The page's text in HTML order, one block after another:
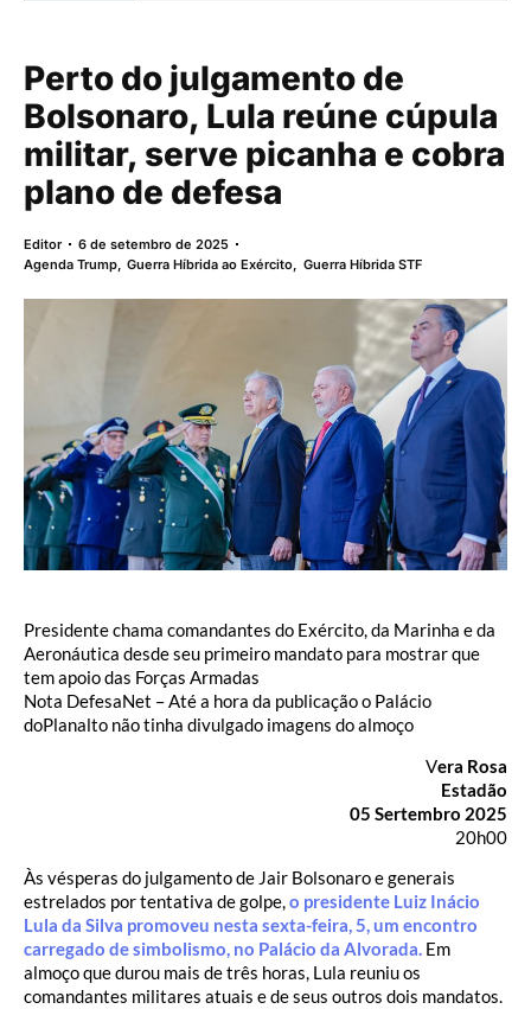
Perto do julgamento de
Bolsonaro, Lula reúne cúpula
militar, serve picanha e cobra
plano de defesa
Editor
6 de setembro de 2025
Agenda Trump,Guerra Híbrida ao Exército, Guerra Híbrida STF
Presidente chama comandantes do Exército, da Marinha e da
Aeronáutica desde seu primeiro mandato para mostrar que
tem apoio das Forças Armadas
Nota DefesaNet – Até a hora da publicação o Palácio
doPlanalto não tinha divulgado imagens do almoço
Vera Rosa
Estadão
05 Sertembro 2025
20h00
Às vésperas do julgamento de Jair Bolsonaro e generais
estrelados por tentativa de golpe,o presidente Luiz Inácio
Lula da Silva promoveu nesta sexta-feira, 5, um encontro
carregado de simbolismo, no Palácio da Alvorada. Em
almoço que durou mais de três horas, Lula reuniu os
comandantes militares atuais e de seus outros dois mandatos.